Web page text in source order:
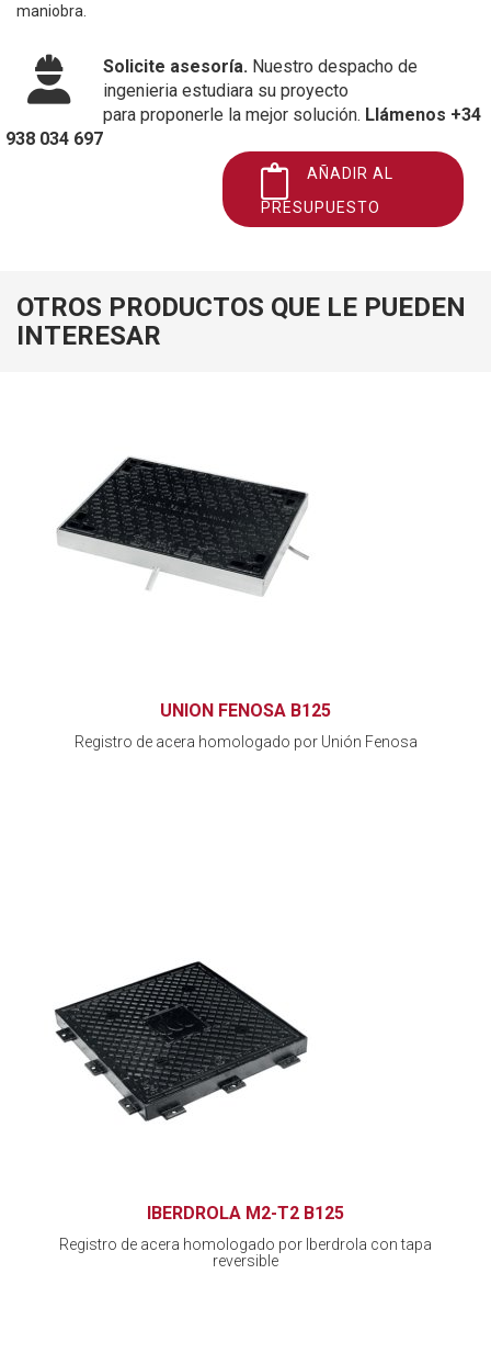
maniobra.
Solicite asesoría. Nuestro despacho de
ingenieria estudiara su proyecto
para proponerle la mejor solución. Llámenos +34
938 034 697
AÑADIR AL
PRESUPUESTO
OTROS PRODUCTOS QUE LE PUEDEN
INTERESAR
UNION FENOSA B125
Registro de acera homologado por Unión Fenosa
IBERDROLA M2-T2 B125
Registro de acera homologado por Iberdrola con tapa
reversible